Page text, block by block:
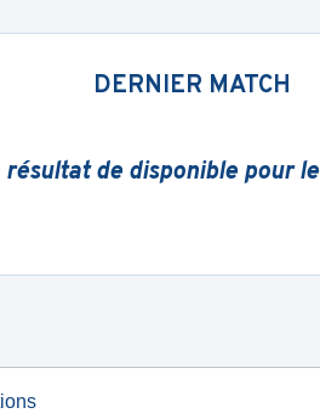
DERNIER MATCH
de disponible pour